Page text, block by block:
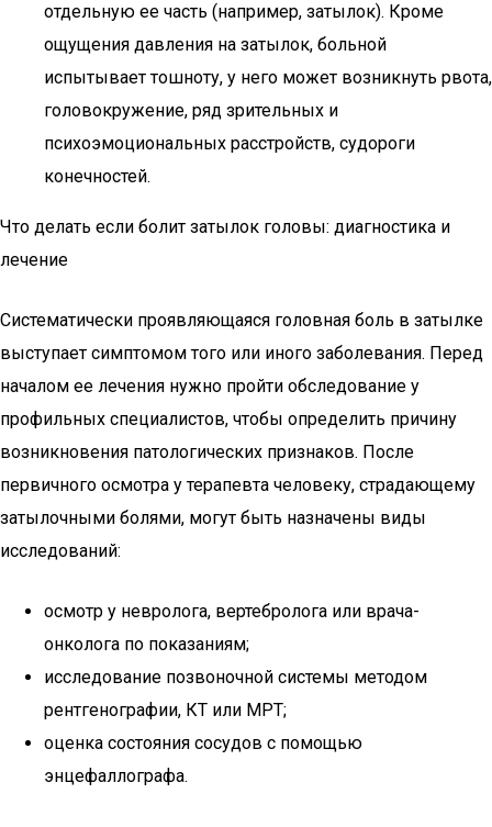
отдельную ее часть (например, затылок). Кроме
ощущения давления на затылок, больной
испытывает тошноту, у него может возникнуть рвота,
головокружение, ряд зрительных и
психоэмоциональных расстройств, судороги
конечностей.
Что делать если болит затылок головы: диагностика и
лечение
Систематически проявляющаяся головная боль в затылке
выступает симптомом того или иного заболевания. Перед
началом ее лечения нужно пройти обследование у
профильных специалистов, чтобы определить причину
возникновения патологических признаков. После
первичного осмотра у терапевта человеку, страдающему
затылочными болями, могут быть назначены виды
исследований:
осмотр у невролога, вертебролога или врача-
онколога по показаниям;
исследование позвоночной системы методом
рентгенографии, КТ или МРТ;
оценка состояния сосудов с помощью
энцефаллографа.